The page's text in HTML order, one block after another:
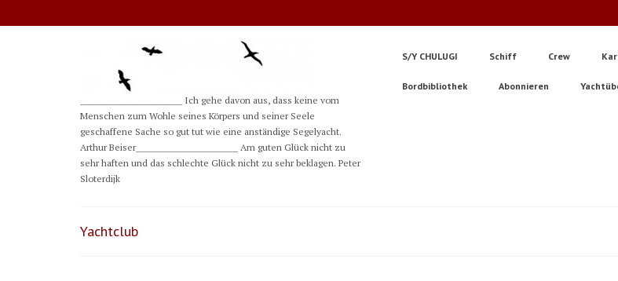
__________________________ Ich gehe davon aus, dass keine vom
Menschen zum Wohle seines Körpers und seiner Seele
geschaffene Sache so gut tut wie eine anständige Segelyacht.
Arthur Beiser__________________________ Am guten Glück nicht zu
sehr haften und das schlechte Glück nicht zu sehr beklagen. Peter
Sloterdijk
S/Y CHULUGI Schiff Crew
Bordbibliothek Abonnieren
Yachtclub